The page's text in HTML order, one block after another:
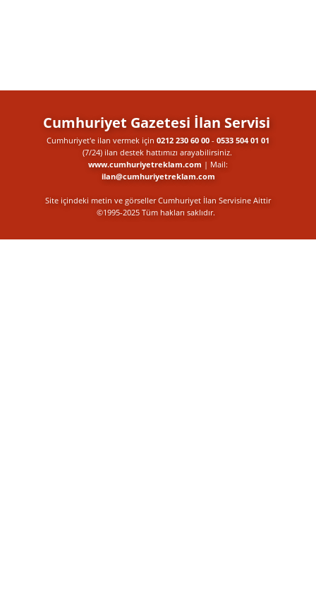
Cumhuriyet Gazetesi İlan Servisi
Cumhuriyet'e ilan vermek için 0212 230 60 00 - 0533 504 01 01
(7/24) ilan destek​ hattımızı arayabilirsiniz.
www.cumhuriyetreklam.com | Mail:
ilan@cumhuriyetreklam.com
Site içindeki metin ve görseller Cumhuriyet İlan Servisine Aittir
©1995-2025 Tüm hakları saklıdır.